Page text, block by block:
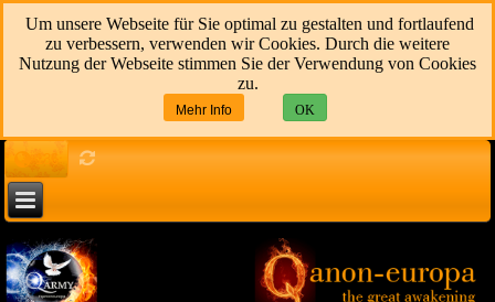
Um unsere Webseite für Sie optimal zu gestalten und fortlaufend
zu verbessern, verwenden wir Cookies. Durch die weitere
Nutzung der Webseite stimmen Sie der Verwendung von Cookies
zu.
Mehr Info OK
136